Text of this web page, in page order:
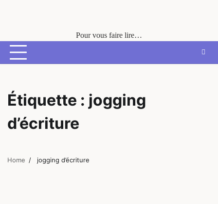
Pour vous faire lire…
Étiquette : jogging
d’écriture
Home jogging d’écriture